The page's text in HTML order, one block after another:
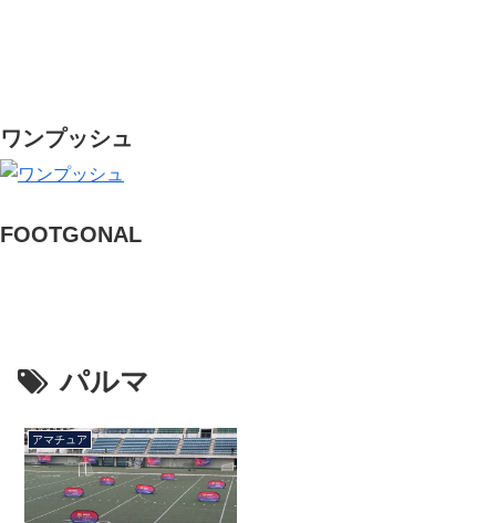
ワンプッシュ
FOOTGONAL
パルマ
アマチュア